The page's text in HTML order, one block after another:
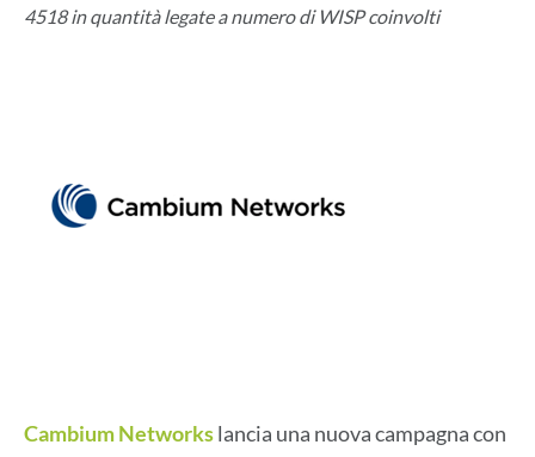
4518 in quantità legate a numero di WISP coinvolti
Cambium Networkslancia una nuova campagna con